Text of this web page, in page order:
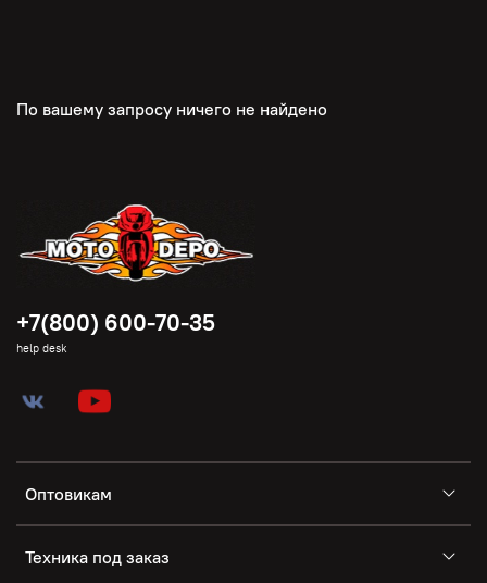
По вашему запросу ничего не найдено
Оптовикам
Техника под заказ
+7(800) 600-70-35
help desk